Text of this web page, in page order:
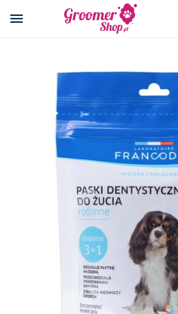
Przejdź na stronę główną
Przejdź na koniec galerii